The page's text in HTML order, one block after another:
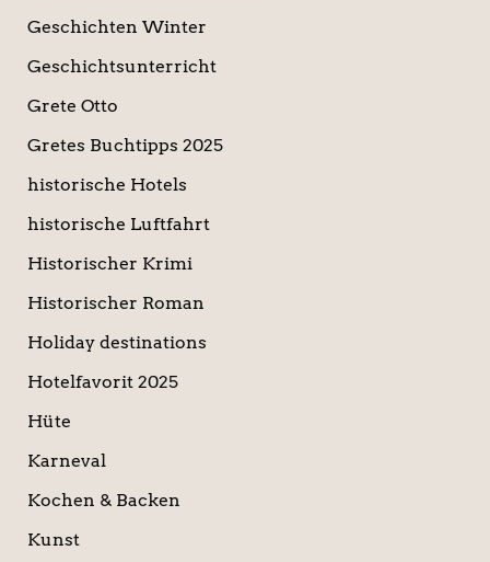
Geschichten Winter
Geschichtsunterricht
Grete Otto
Gretes Buchtipps 2025
historische Hotels
historische Luftfahrt
Historischer Krimi
Historischer Roman
Holiday destinations
Hotelfavorit 2025
Hüte
Karneval
Kochen & Backen
Kunst